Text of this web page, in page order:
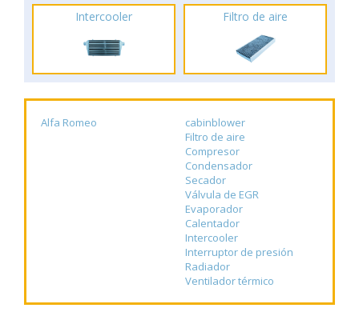
Intercooler Filtro de aire
Alfa Romeo
cabinblower
Filtro de aire
Compresor
Condensador
Secador
Válvula de EGR
Evaporador
Calentador
Intercooler
Interruptor de presión
Radiador
Ventilador térmico